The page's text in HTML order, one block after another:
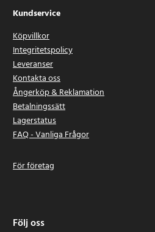
Kundservice
Köpvillkor
Integritetspolicy
Leveranser
Kontakta oss
Ångerköp & Reklamation
Betalningssätt
Lagerstatus
FAQ - Vanliga Frågor
För företag
Följ oss